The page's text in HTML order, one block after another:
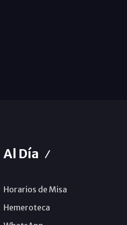
Al Día
Horarios de Misa
Hemeroteca